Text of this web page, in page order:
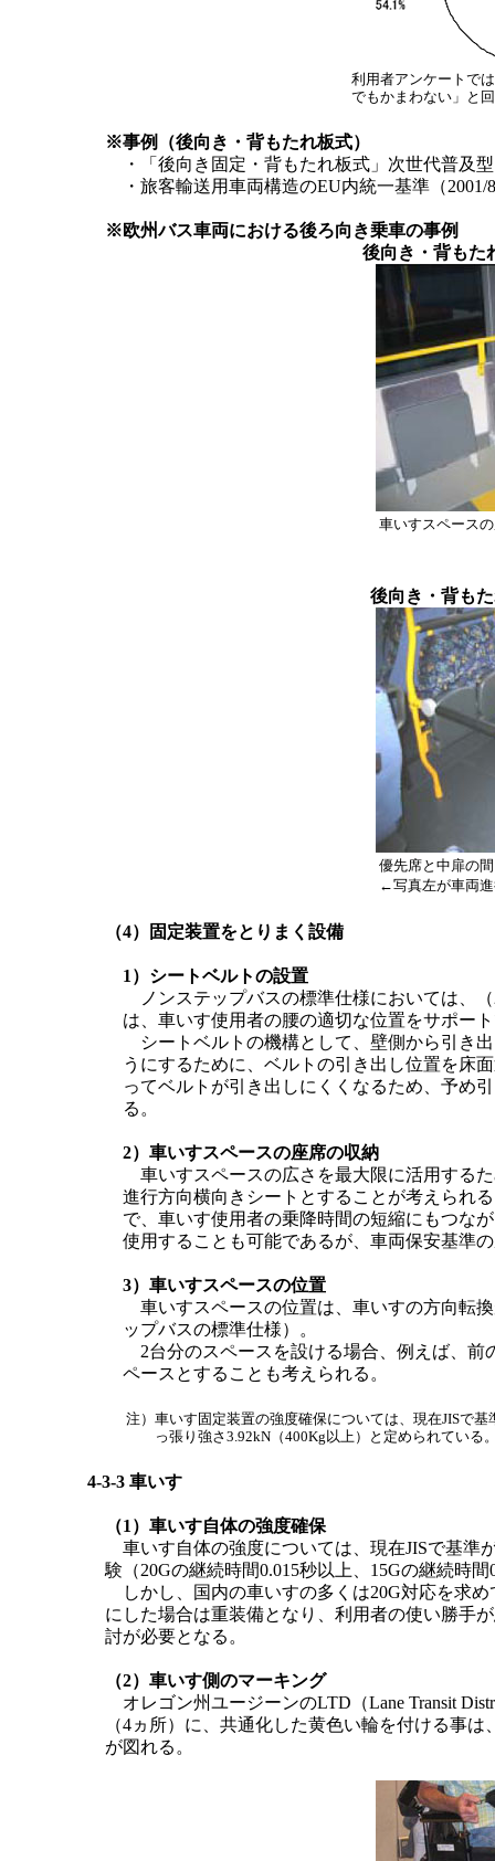
利用者アンケートで
でもかまわない」と
※事例（後向き・背もたれ板式）
・「後向き固定・背もたれ板式」次世代普及
・旅客輸送用車両構造のEU内統一基準（2001/
※欧州バス車両における後ろ向き乗車の事例
後向き・背もた
車いすスペース
後向き・背も
優先席と中扉の
←写真左が車両
（4）固定装置をとりまく設備
1）シートベルトの設置
ノンステップバスの標準仕様においては、
は、車いす使用者の腰の適切な位置をサポー
シートベルトの機構として、壁側から引き
うにするために、ベルトの引き出し位置を床
ってベルトが引き出しにくくなるため、予め
る。
2）車いすスペースの座席の収納
車いすスペースの広さを最大限に活用する
進行方向横向きシートとすることが考えられ
で、車いす使用者の乗降時間の短縮にもつな
使用することも可能であるが、車両保安基準
3）車いすスペースの位置
車いすスペースの位置は、車いすの方向転
ップバスの標準仕様）。
2台分のスペースを設ける場合、例えば、前
ペースとすることも考えられる。
注）車いす固定装置の強度確保については、現在JISで
っ張り強さ3.92kN（400Kg以上）と定められている
4-3-3 車いす
（1）車いす自体の強度確保
車いす自体の強度については、現在JISで基準
験（20Gの継続時間0.015秒以上、15Gの継続時
しかし、国内の車いすの多くは20G対応を求
にした場合は重装備となり、利用者の使い勝手
討が必要となる。
（2）車いす側のマーキング
オレゴン州ユージーンのLTD（Lane Transit
（4ヵ所）に、共通化した黄色い輪を付ける事
が図れる。